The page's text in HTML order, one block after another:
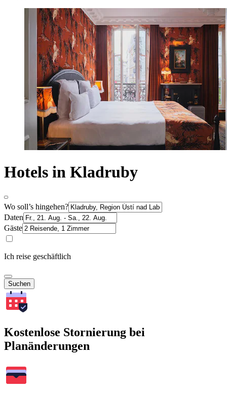
Hotels in Kladruby
Wo soll’s hingehen?
Daten
Gäste
Ich reise geschäftlich
Suchen
Kostenlose Stornierung bei
Planänderungen